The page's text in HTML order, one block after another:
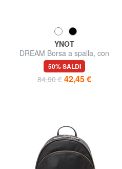
YNOT
DREAM Borsa a spalla, con
tracolla
50% SALDI
84,90 € 42,45 €